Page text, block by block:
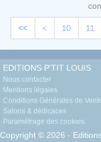
<< < 10 11
EDITIONS P'TIT LOUIS
Nous contacter
Mentions légales
Conditions Générales de
Salons & dédicaces
Paramétrage des cookies
Copyright © 2026 -